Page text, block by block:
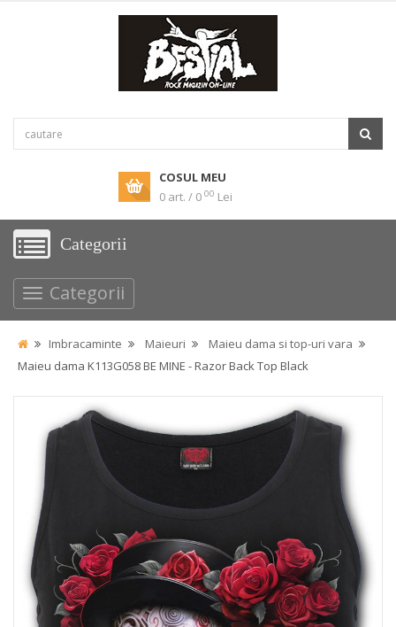
COSUL MEU
0 art. / 0 00 Lei
Categorii
Categorii
Imbracaminte Maieuri
Maieu dama si top-uri vara
Maieu dama K113G058 BE MINE - Razor Back Top Black